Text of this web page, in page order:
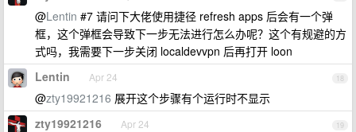
@Lentin #7 请问下大佬使用捷径 refresh apps 后会有一个弹
框，这个弹框会导致下一步无法进行怎么办呢？这个有规避的方
式吗，我需要下一步关闭 localdevvpn 后再打开 loon
18
Lentin Apr 24
@zty19921216 展开这个步骤有个运行时不显示
19
zty19921216 Apr 24